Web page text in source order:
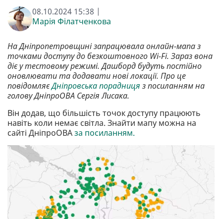
08.10.2024 15:38 |
Марія Філатченкова
На Дніпропетровщині запрацювала онлайн-мапа з
точками доступу до безкоштовного Wi-Fi. Зараз вона
діє у тестовому режимі. Дашборд будуть постійно
оновлювати та додавати нові локації. Про це
повідомляєДніпровська порадниця з посиланням на
голову ДніпроОВА Сергія Лисака.
Він додав, що більшість точок доступу працюють
навіть коли немає світла. Знайти мапу можна на
сайті ДніпроОВАза посиланням.